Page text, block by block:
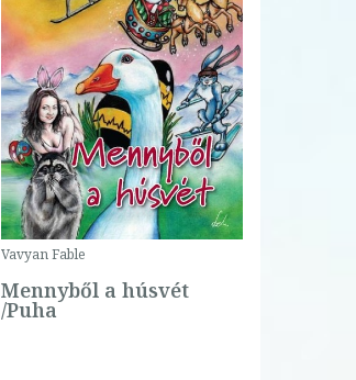
Vavyan Fable
Mennyből a húsvét
/Puha